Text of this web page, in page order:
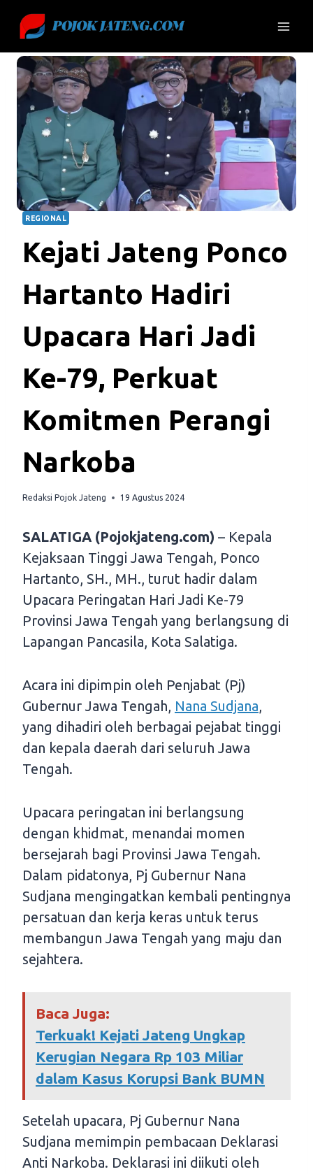
content
REGIONAL
Kejati Jateng Ponco
Hartanto Hadiri
Upacara Hari Jadi
Ke-79, Perkuat
Komitmen Perangi
Narkoba
Redaksi Pojok Jateng 19 Agustus 2024
SALATIGA (Pojokjateng.com) – Kepala
Kejaksaan Tinggi Jawa Tengah, Ponco
Hartanto, SH., MH., turut hadir dalam
Upacara Peringatan Hari Jadi Ke-79
Provinsi Jawa Tengah yang berlangsung di
Lapangan Pancasila, Kota Salatiga.
Acara ini dipimpin oleh Penjabat (Pj)
Gubernur Jawa Tengah, Nana Sudjana,
yang dihadiri oleh berbagai pejabat tinggi
dan kepala daerah dari seluruh Jawa
Tengah.
Upacara peringatan ini berlangsung
dengan khidmat, menandai momen
bersejarah bagi Provinsi Jawa Tengah.
Dalam pidatonya, Pj Gubernur Nana
Sudjana mengingatkan kembali pentingnya
persatuan dan kerja keras untuk terus
membangun Jawa Tengah yang maju dan
sejahtera.
Baca Juga:
Terkuak! Kejati Jateng Ungkap
Kerugian Negara Rp 103 Miliar
dalam Kasus Korupsi Bank BUMN
Setelah upacara, Pj Gubernur Nana
Sudjana memimpin pembacaan Deklarasi
Anti Narkoba. Deklarasi ini diikuti oleh